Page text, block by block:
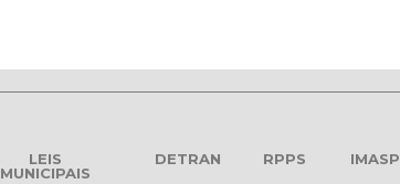
LEIS
MUNICIPAIS
DETRAN RPPS IMASP